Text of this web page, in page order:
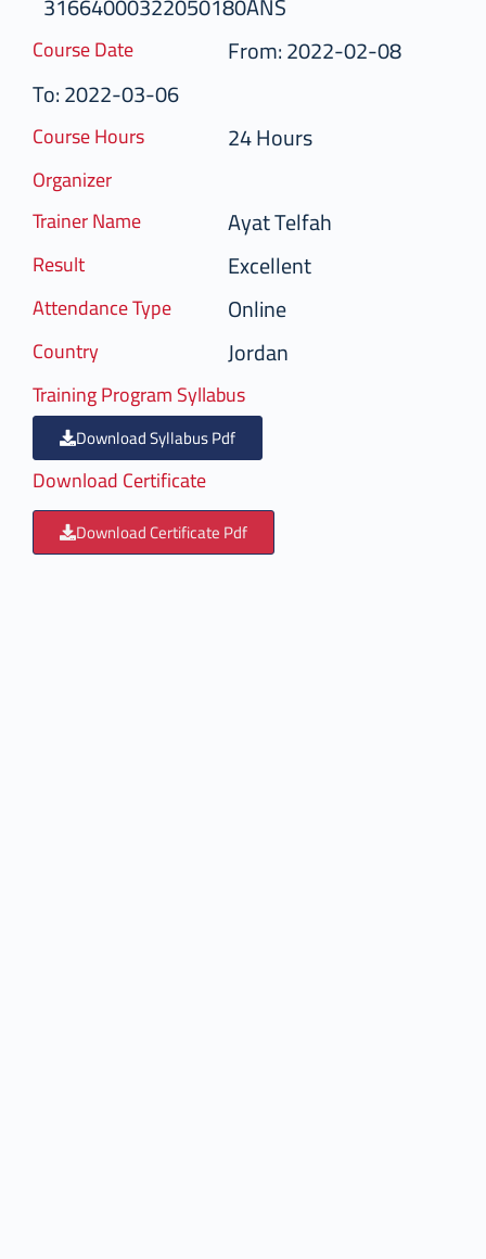
Course Date
From: 2022-02-08
To: 2022-03-06
Course Hours 24 Hours
Organizer
Trainer Name
Ayat Telfah
Result Excellent
Attendance Type Online
Country Jordan
Training Program Syllabus
Download Syllabus Pdf
Download Certificate
Download Certificate Pdf